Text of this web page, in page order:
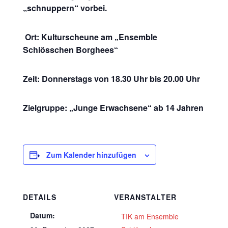
„schnuppern“ vorbei.
Ort: Kulturscheune am „Ensemble
Schlösschen Borghees“
Zeit: Donnerstags von 18.30 Uhr bis 20.00 Uhr
Zielgruppe: „Junge Erwachsene“ ab 14 Jahren
Zum Kalender hinzufügen
DETAILS
Datum:
VERANSTALTER
TIK am Ensemble